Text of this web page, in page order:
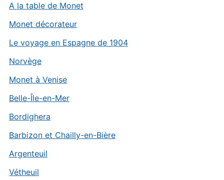
A la table de Monet
Monet décorateur
Le voyage en Espagne de 1904
Norvège
Monet à Venise
Belle-Île-en-Mer
Bordighera
Barbizon et Chailly-en-Bière
Argenteuil
Vétheuil